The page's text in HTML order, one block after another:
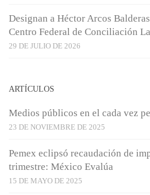
Designan a Héctor Arcos
Centro Federal de Conciliación
29 DE JULIO DE 2026
ARTÍCULOS
Medios públicos en el cada vez
23 DE NOVIEMBRE DE 2025
Pemex eclipsó recaudación de
trimestre: México Evalúa
15 DE MAYO DE 2025